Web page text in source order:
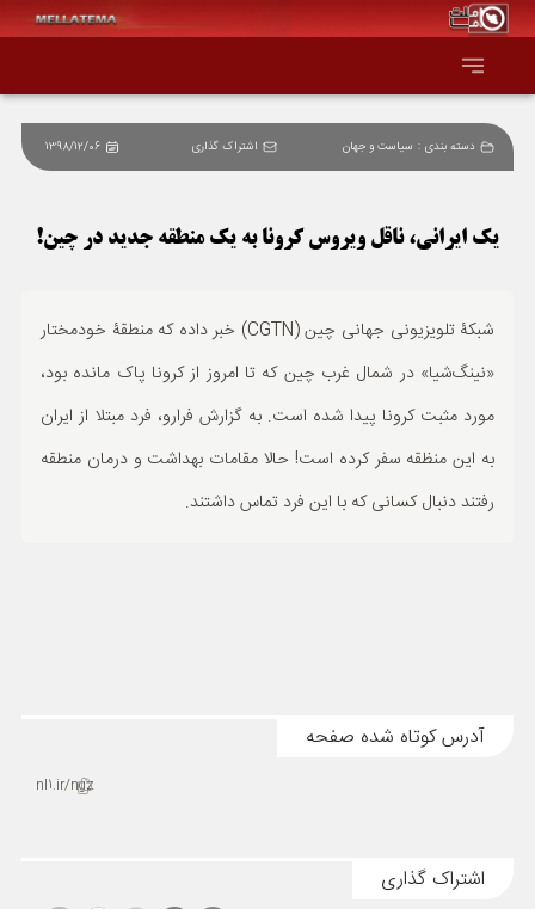
صفحه اصلی
همه عناوین
سیاست و جهان
جامعه و فرهنگ
چند رسانه ای
دسته بندی : سیاست و جهان اشتراک گذاری 1398/12/06
یک ایرانی، ناقل ویروس کرونا به یک منطقه جدید در چین!
شبکۀ تلویزیونی جهانی چین (CGTN) خبر داده که منطقۀ خودمختار
«نینگ‌شیا» در شمال غرب چین که تا امروز از کرونا پاک مانده بود،
مورد مثبت کرونا پیدا شده است. به گزارش فرارو، فرد مبتلا از ایران
به این منظقه سفر کرده است! حالا مقامات بهداشت و درمان منطقه
رفتند دنبال کسانی که با این فرد تماس داشتند.
آدرس کوتاه شده صفحه
nl1.ir/ngz
اشتراک گذاری